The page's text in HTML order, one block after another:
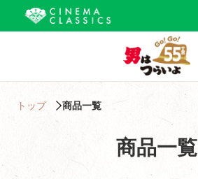
トップ 商品一覧
商品一覧